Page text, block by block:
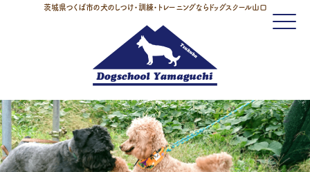
茨城県つくば市の犬のしつけ・訓練・トレーニングならドッグスクール山口
Click